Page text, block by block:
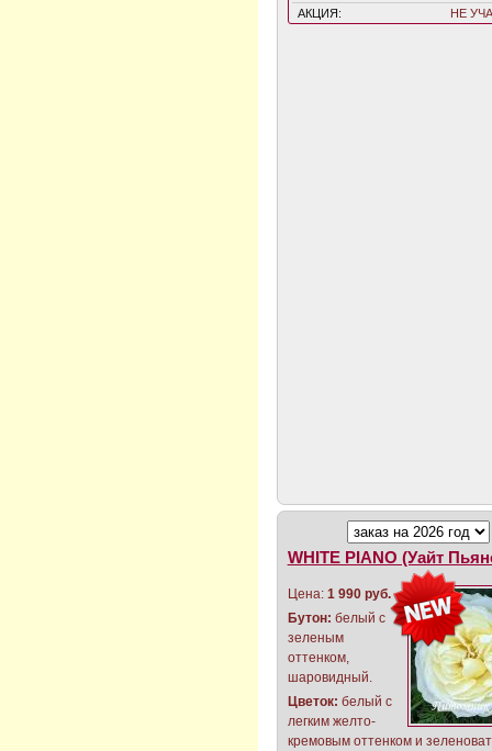
АКЦИЯ: НЕ
WHITE PIANO (Уайт
Цена: 1 990 руб.
Бутон: белый с
зеленым
оттенком,
шаровидный.
Цветок: белый с
легким желто-
кремовым оттенком и